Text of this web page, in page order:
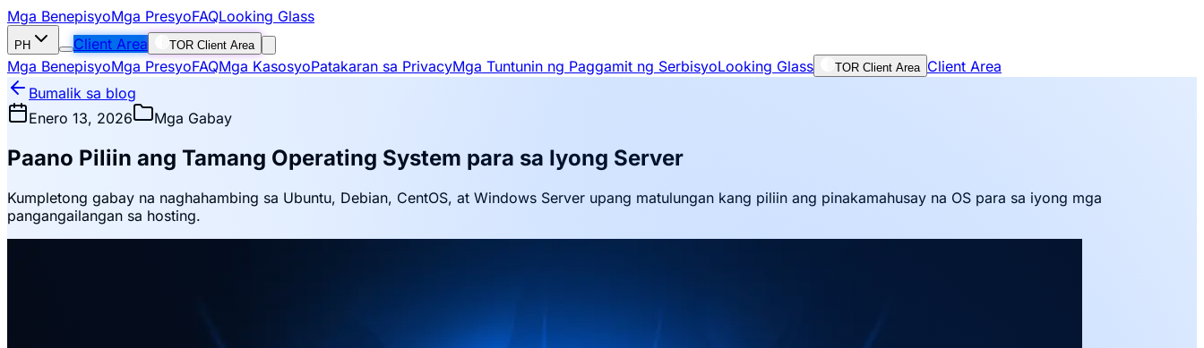
Mga BenepisyoMga PresyoFAQLooking Glass
PH Client Area TOR Client Area
Mga BenepisyoMga PresyoFAQMga KasosyoPatakaran sa PrivacyMga Tuntunin ng Paggamit ng SerbisyoLooking Glass TOR Client Area Client Area
Bumalik sa blog
Enero 13, 2026
Mga Gabay
Paano Piliin ang Tamang Operating System para sa Iyong Server
Kumpletong gabay na naghahambing sa Ubuntu, Debian, CentOS, at Windows Server upang matulungan kang piliin ang pinakamahusay na OS para sa iyong mga
pangangailangan sa hosting.